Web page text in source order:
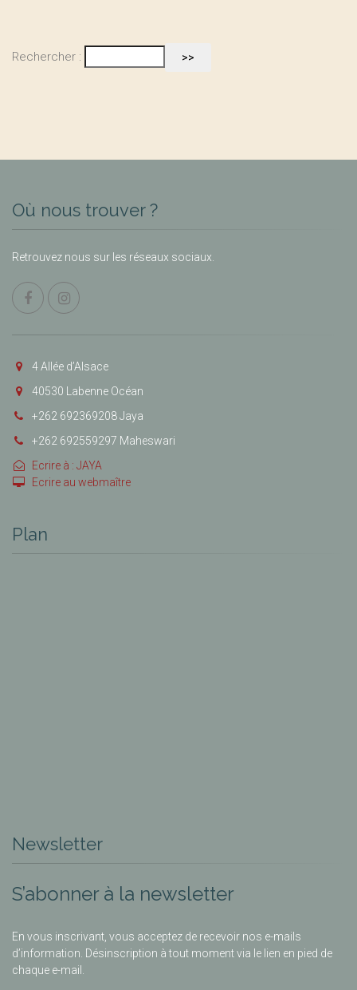
Rechercher :
Où nous trouver ?
Retrouvez nous sur les réseaux sociaux.
4 Allée d’Alsace
40530 Labenne Océan
+262 692369208 Jaya
+262 692559297 Maheswari
Ecrire à : JAYA
Ecrire au webmaître
Plan
Newsletter
S’abonner à la newsletter
En vous inscrivant, vous acceptez de recevoir nos e-mails
d’information. Désinscription à tout moment via le lien en pied de
chaque e-mail.